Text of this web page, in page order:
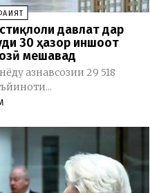
давлат дар
30 ҳазор иншоот
мешавад
азнавсозии 29 518